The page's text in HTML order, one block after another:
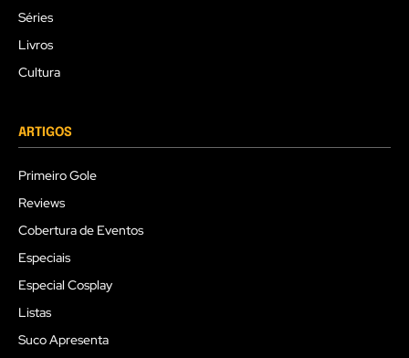
Séries
Livros
Cultura
ARTIGOS
Primeiro Gole
Reviews
Cobertura de Eventos
Especiais
Especial Cosplay
Listas
Suco Apresenta